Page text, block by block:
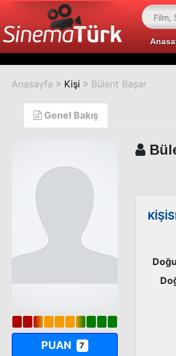
Anasayfa Kişi Bülent Başar
Genel Bakış
PUAN 7